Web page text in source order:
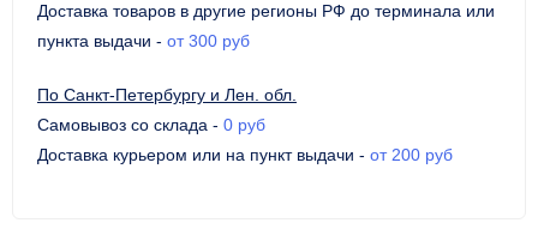
Доставка товаров в другие регионы РФ до терминала или
пункта выдачи - от 300 руб
По Санкт-Петербургу и Лен. обл.
Самовывоз со склада - 0 руб
Доставка курьером или на пункт выдачи - от 200 руб